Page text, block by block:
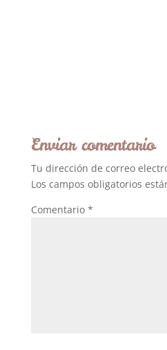
Enviar comentario
Tu dirección de correo
Los campos obligatorios
Comentario *